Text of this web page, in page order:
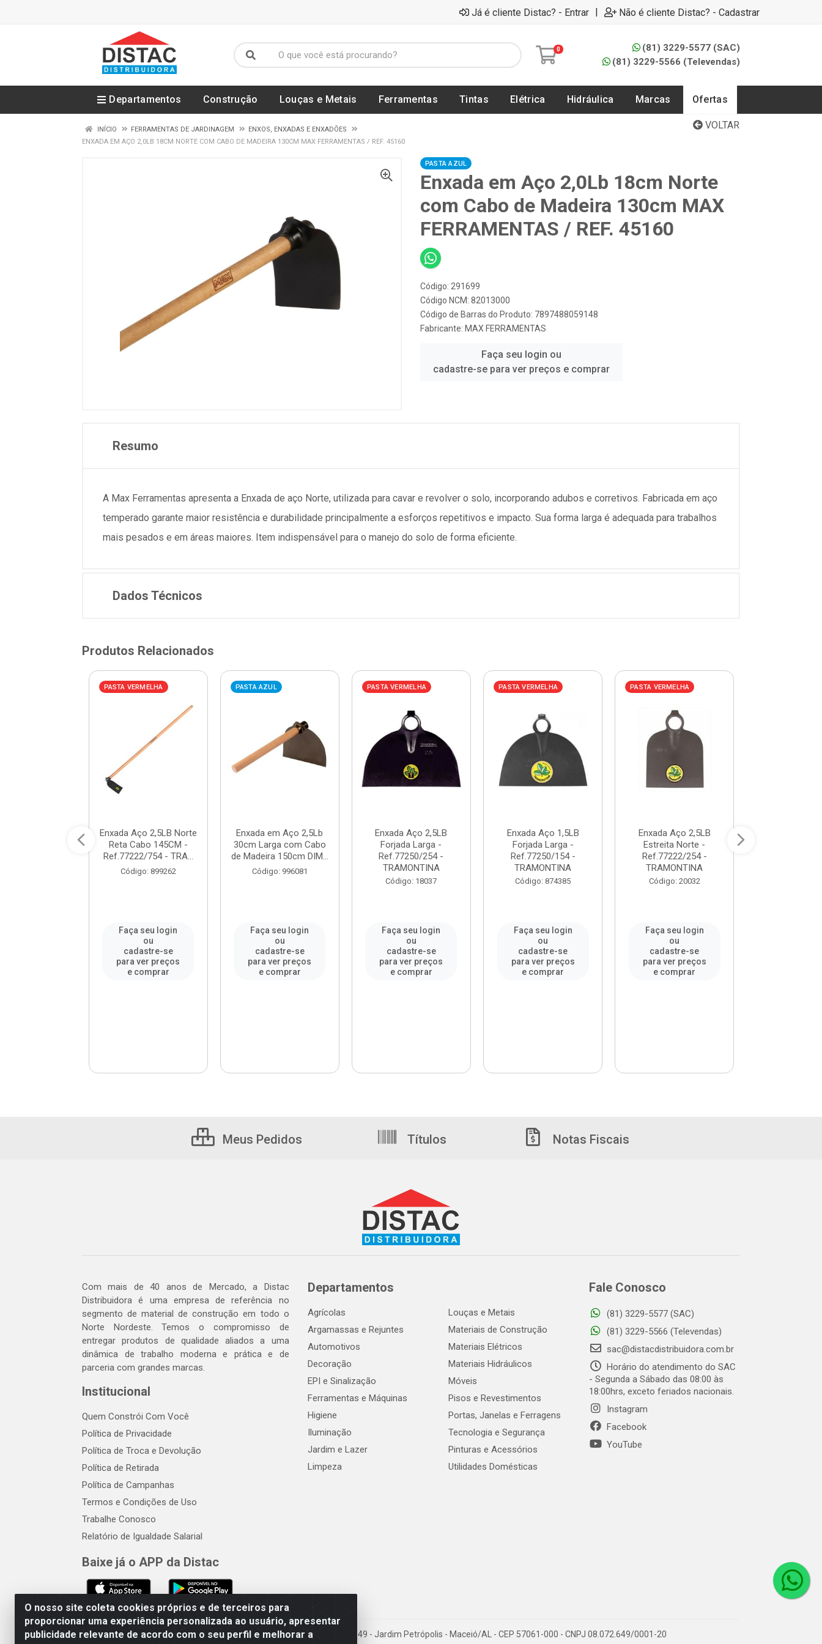
Já é cliente Distac? - Entrar | Não é cliente Distac? - Cadastrar
0
(81) 3229-5577 (SAC)
(81) 3229-5566 (Televendas)
Departamentos Construção Louças e Metais Ferramentas Tintas Elétrica Hidráulica Marcas Ofertas
VOLTAR
INÍCIO FERRAMENTAS DE JARDINAGEM
ENXOS, ENXADAS E ENXADÕES
ENXADA EM AÇO 2,0LB 18CM NORTE COM CABO DE MADEIRA 130CM MAX FERRAMENTAS / REF. 45160
PASTA AZUL
Enxada em Aço 2,0Lb 18cm Norte
com Cabo de Madeira 130cm MAX
FERRAMENTAS / REF. 45160
Código: 291699
Código NCM: 82013000
Código de Barras do Produto: 7897488059148
Fabricante: MAX FERRAMENTAS
Faça seu login ou
cadastre-se para ver preços e comprar
Resumo
A Max Ferramentas apresenta a Enxada de aço Norte, utilizada para cavar e revolver o solo, incorporando adubos e corretivos. Fabricada em aço
temperado garante maior resistência e durabilidade principalmente a esforços repetitivos e impacto. Sua forma larga é adequada para trabalhos
mais pesados e em áreas maiores. Item indispensável para o manejo do solo de forma eficiente.
Dados Técnicos
Produtos Relacionados
PASTA VERMELHA
Enxada Aço 2,5LB Norte
Reta Cabo 145CM -
Ref.77222/754 - TRA...
Código: 899262
Faça seu login
ou
cadastre-se
para ver preços
e comprar
PASTA AZUL
Enxada em Aço 2,5Lb
30cm Larga com Cabo
de Madeira 150cm DIM...
Código: 996081
Faça seu login
ou
cadastre-se
para ver preços
e comprar
PASTA VERMELHA
Enxada Aço 2,5LB
Forjada Larga -
Ref.77250/254 -
TRAMONTINA
Código: 18037
Faça seu login
ou
cadastre-se
para ver preços
e comprar
PASTA VERMELHA
Enxada Aço 1,5LB
Forjada Larga -
Ref.77250/154 -
TRAMONTINA
Código: 874385
Faça seu login
ou
cadastre-se
para ver preços
e comprar
PASTA VERMELHA
Enxada Aço 2,5LB
Estreita Norte -
Ref.77222/254 -
TRAMONTINA
Código: 20032
Faça seu login
ou
cadastre-se
para ver preços
e comprar
O nosso site coleta cookies próprios e de terceiros para
proporcionar uma experiência personalizada ao usuário, apresentar
publicidade relevante de acordo com o seu perfil e melhorar a
Meus Pedidos Títulos Notas Fiscais
Com mais de 40 anos de Mercado, a Distac
Distribuidora é uma empresa de referência no
segmento de material de construção em todo o
Norte Nordeste. Temos o compromisso de
entregar produtos de qualidade aliados a uma
dinâmica de trabalho moderna e prática e de
parceria com grandes marcas.
Institucional
Quem Constrói Com Você
Política de Privacidade
Política de Troca e Devolução
Política de Retirada
Política de Campanhas
Termos e Condições de Uso
Trabalhe Conosco
Relatório de Igualdade Salarial
Baixe já o APP da Distac
Departamentos
Agrícolas
Argamassas e Rejuntes
Automotivos
Decoração
EPI e Sinalização
Ferramentas e Máquinas
Higiene
Iluminação
Jardim e Lazer
Limpeza
Louças e Metais
Materiais de Construção
Materiais Elétricos
Materiais Hidráulicos
Móveis
Pisos e Revestimentos
Portas, Janelas e Ferragens
Tecnologia e Segurança
Pinturas e Acessórios
Utilidades Domésticas
Fale Conosco
(81) 3229-5577 (SAC)
(81) 3229-5566 (Televendas)
sac@distacdistribuidora.com.br
Horário do atendimento do SAC
- Segunda a Sábado das 08:00 às
18:00hrs, exceto feriados nacionais.
Instagram
Facebook
YouTube
Distac Distribuidora - Av. Durval de Góes Monteiro, 7049 - Jardim Petrópolis - Maceió/AL - CEP 57061-000 - CNPJ 08.072.649/0001-20